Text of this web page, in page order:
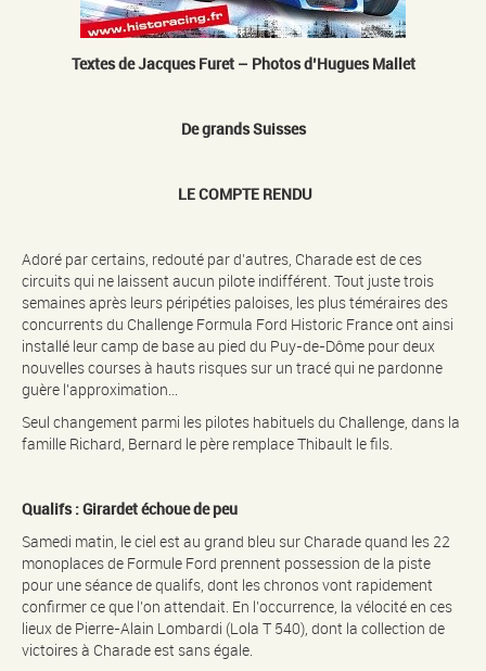
Textes de Jacques Furet – Photos d’Hugues Mallet
De grands Suisses
LE COMPTE RENDU
Adoré par certains, redouté par d’autres, Charade est de ces
circuits qui ne laissent aucun pilote indifférent. Tout juste trois
semaines après leurs péripéties paloises, les plus téméraires des
concurrents du Challenge Formula Ford Historic France ont ainsi
installé leur camp de base au pied du Puy-de-Dôme pour deux
nouvelles courses à hauts risques sur un tracé qui ne pardonne
guère l’approximation…
Seul changement parmi les pilotes habituels du Challenge, dans la
famille Richard, Bernard le père remplace Thibault le fils.
Qualifs : Girardet échoue de peu
Samedi matin, le ciel est au grand bleu sur Charade quand les 22
monoplaces de Formule Ford prennent possession de la piste
pour une séance de qualifs, dont les chronos vont rapidement
confirmer ce que l’on attendait. En l’occurrence, la vélocité en ces
lieux de Pierre-Alain Lombardi (Lola T 540), dont la collection de
victoires à Charade est sans égale.